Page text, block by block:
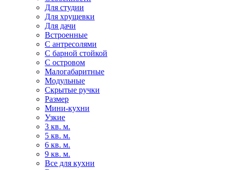
Для студии
Для хрущевки
Для дачи
Встроенные
С антресолями
С барной стойкой
С островом
Малогабаритные
Модульные
Скрытые ручки
Размер
Мини-кухни
Узкие
3 кв. м.
5 кв. м.
6 кв. м.
9 кв. м.
Все для кухни